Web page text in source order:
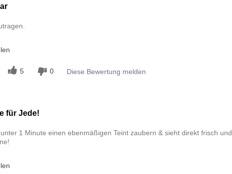
5 0 Diese Bewertung melden
für Jede!
1 Minute einen ebenmäßigen Teint zaubern & sieht direkt frisch und